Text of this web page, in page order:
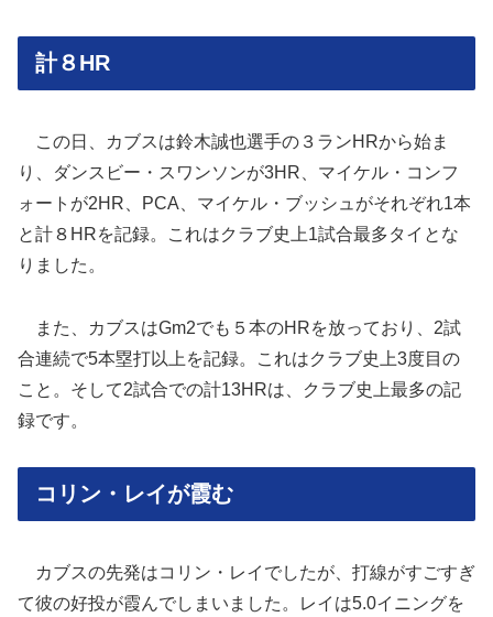
計８HR
この日、カブスは鈴木誠也選手の３ランHRから始ま
り、ダンスビー・スワンソンが3HR、マイケル・コンフ
ォートが2HR、PCA、マイケル・ブッシュがそれぞれ1本
と計８HRを記録。これはクラブ史上1試合最多タイとな
りました。
また、カブスはGm2でも５本のHRを放っており、2試
合連続で5本塁打以上を記録。これはクラブ史上3度目の
こと。そして2試合での計13HRは、クラブ史上最多の記
録です。
コリン・レイが霞む
カブスの先発はコリン・レイでしたが、打線がすごすぎ
て彼の好投が霞んでしまいました。レイは5.0イニングを